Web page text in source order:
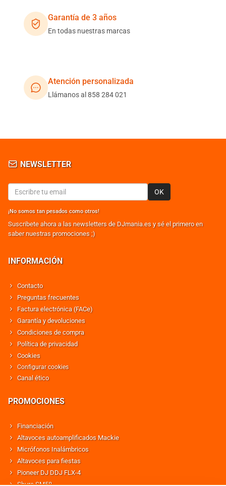
Garantía de 3 años
En todas nuestras marcas
Atención personalizada
Llámanos al 858 284 021
NEWSLETTER
OK
¡No somos tan pesados como otros!
Suscribete ahora a las newsletters de DJmania.es y sé el primero en
saber nuestras promociones ;)
INFORMACIÓN
Contacto
Preguntas frecuentes
Factura electrónica (FACe)
Garantía y devoluciones
Condiciones de compra
Política de privacidad
Cookies
Configurar cookies
Canal ético
PROMOCIONES
Financiación
Altavoces autoamplificados Mackie
Micrófonos Inalámbricos
Altavoces para fiestas
Pioneer DJ DDJ FLX-4
Shure SM58